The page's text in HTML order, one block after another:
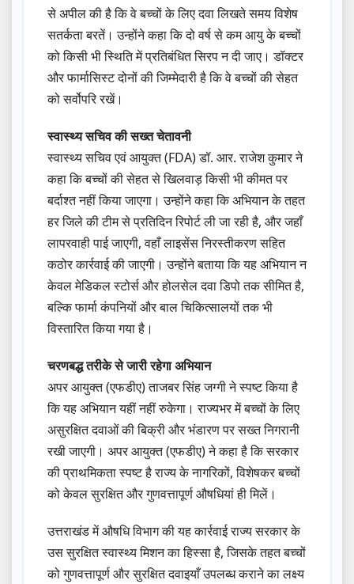
से अपील की है कि वे बच्चों के लिए दवा लिखते समय विशेष
सतर्कता बरतें। उन्होंने कहा कि दो वर्ष से कम आयु के बच्चों
को किसी भी स्थिति में प्रतिबंधित सिरप न दी जाए। डॉक्टर
और फार्मासिस्ट दोनों की जिम्मेदारी है कि वे बच्चों की सेहत
को सर्वोपरि रखें।
स्वास्थ्य सचिव की सख्त चेतावनी
स्वास्थ्य सचिव एवं आयुक्त (FDA) डॉ. आर. राजेश कुमार ने
कहा कि बच्चों की सेहत से खिलवाड़ किसी भी कीमत पर
बर्दाश्त नहीं किया जाएगा। उन्होंने कहा कि अभियान के तहत
हर जिले की टीम से प्रतिदिन रिपोर्ट ली जा रही है, और जहाँ
लापरवाही पाई जाएगी, वहाँ लाइसेंस निरस्तीकरण सहित
कठोर कार्रवाई की जाएगी। उन्होंने बताया कि यह अभियान न
केवल मेडिकल स्टोर्स और होलसेल दवा डिपो तक सीमित है,
बल्कि फार्मा कंपनियों और बाल चिकित्सालयों तक भी
विस्तारित किया गया है।
चरणबद्ध तरीके से जारी रहेगा अभियान
अपर आयुक्त (एफडीए) ताजबर सिंह जग्गी ने स्पष्ट किया है
कि यह अभियान यहीं नहीं रुकेगा। राज्यभर में बच्चों के लिए
असुरक्षित दवाओं की बिक्री और भंडारण पर सख्त निगरानी
रखी जाएगी। अपर आयुक्त (एफडीए) ने कहा है कि सरकार
की प्राथमिकता स्पष्ट है राज्य के नागरिकों, विशेषकर बच्चों
को केवल सुरक्षित और गुणवत्तापूर्ण औषधियां ही मिलें।
उत्तराखंड में औषधि विभाग की यह कार्रवाई राज्य सरकार के
उस सुरक्षित स्वास्थ्य मिशन का हिस्सा है, जिसके तहत बच्चों
को गुणवत्तापूर्ण और सुरक्षित दवाइयाँ उपलब्ध कराने का लक्ष्य